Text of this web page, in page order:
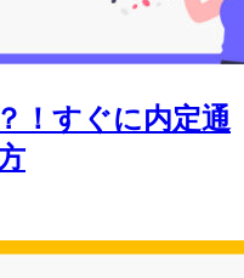
！すぐに内定通